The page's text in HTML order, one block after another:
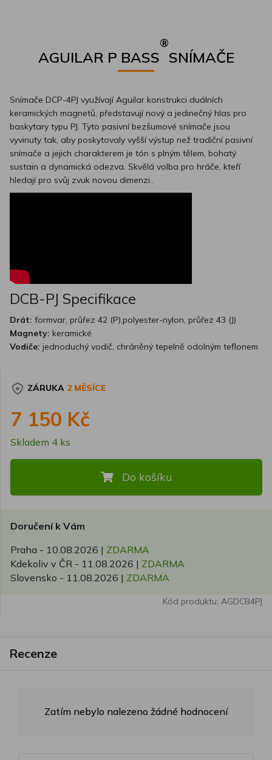
AGUILAR P BASS
®
SNÍMAČE
Snímače DCP-4PJ využívají Aguilar konstrukci duálních
keramických magnetů, představují nový a jedinečný hlas pro
baskytary typu PJ. Tyto pasivní bezšumové snímače jsou
vyvinuty tak, aby poskytovaly vyšší výstup než tradiční pasivní
snímače a jejich charakterem je tón s plným tělem, bohatý
sustain a dynamická odezva. Skvělá volba pro hráče, kteří
hledají pro svůj zvuk novou dimenzi..
DCB-PJ Specifikace
Drát: formvar, průřez 42 (P),polyester-nylon, průřez 43 (J)
Magnety: keramické
Vodiče: jednoduchý vodič, chráněný tepelně odolným teflonem
ZÁRUKA 2 MĚSÍCE
7 150 Kč
Skladem 4 ks
Do košíku
Doručení k Vám
Praha - 10.08.2026 | ZDARMA
Kdekoliv v ČR - 11.08.2026 | ZDARMA
Slovensko - 11.08.2026 | ZDARMA
Kód produktu: AGDCB4PJ
Recenze
Zatím nebylo nalezeno žádné hodnocení